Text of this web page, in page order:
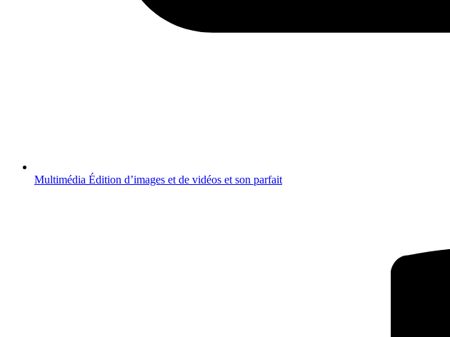
Multimédia Édition d’images et de vidéos et son parfait